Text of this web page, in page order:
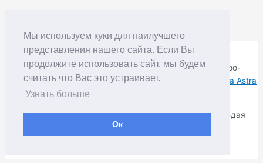
Мы используем куки для наилучшего
представления нашего сайта. Если Вы
продолжите использовать сайт, мы будем
считать что Вас это устраивает.
Узнать больше
Ок
Copyright © RUDNIK.MOBI 28.06.2008 - 2026 | Северо-
Енисейский округ Красноярского края | Powered by
Тема Astra
Копирование материалов разрешается только соблюдая
Правила